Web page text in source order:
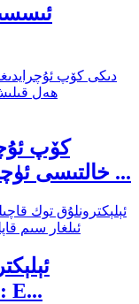
كۆپ
خالتىسى ئۈچۈن ھەل قىلىش چارىلىرى ...
مەغلۇبىيىتىگە خوشلىشىڭ: E...